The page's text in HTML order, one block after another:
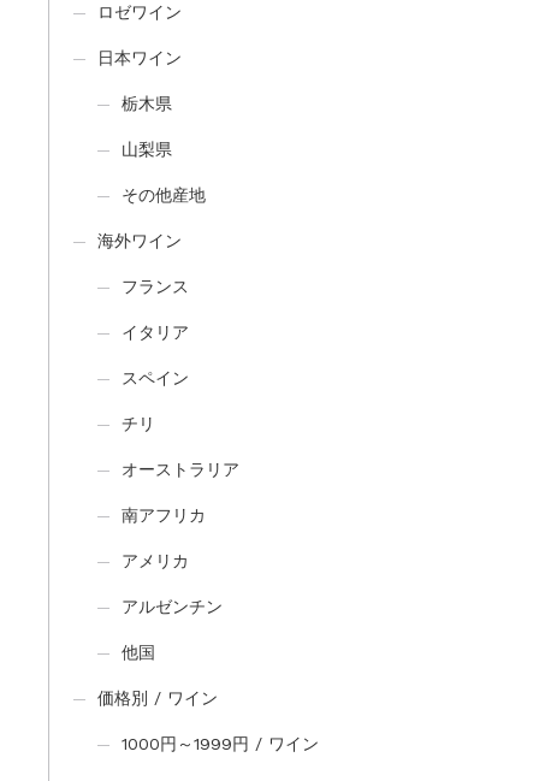
ロゼワイン
日本ワイン
栃木県
山梨県
その他産地
海外ワイン
フランス
イタリア
スペイン
チリ
オーストラリア
南アフリカ
アメリカ
アルゼンチン
他国
価格別 / ワイン
1000円～1999円 / ワイン